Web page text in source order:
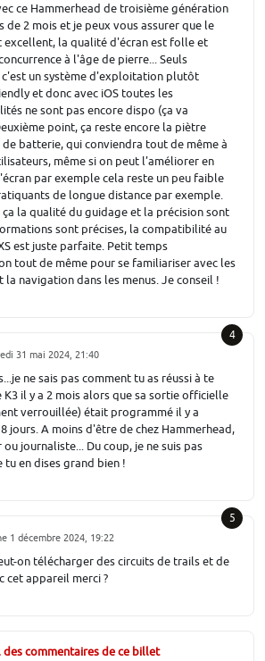
ce Hammerhead de troisième génération
de 2 mois et je peux vous assurer que le
excellent, la qualité d'écran est folle et
à l'âge de pierre... Seuls
c'est un système d'exploitation plutôt
et donc avec iOS toutes les
ne sont pas encore dispo (ça va
point, ça reste encore la piètre
batterie, qui conviendra tout de même à
même si on peut l'améliorer en
par exemple cela reste un peu faible
de longue distance par exemple.
la qualité du guidage et la précision sont
sont précises, la compatibilité au
est juste parfaite. Petit temps
tout de même pour se familiariser avec les
la navigation dans les menus. Je conseil !
4
31 mai 2024, 21:40
ne sais pas comment tu as réussi à te
K3 il y a 2 mois alors que sa sortie officielle
verrouillée) était programmé il y a
jours. A moins d'être de chez Hammerhead,
journaliste... Du coup, je ne suis pas
tu en dises grand bien !
5
1 décembre 2024, 19:22
on télécharger des circuits de trails et de
cet appareil merci ?
des commentaires de ce billet